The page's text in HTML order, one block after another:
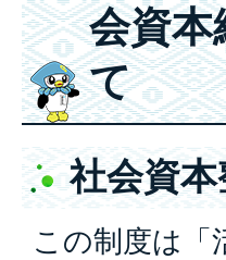
会資本
て
社会資
この制度は「